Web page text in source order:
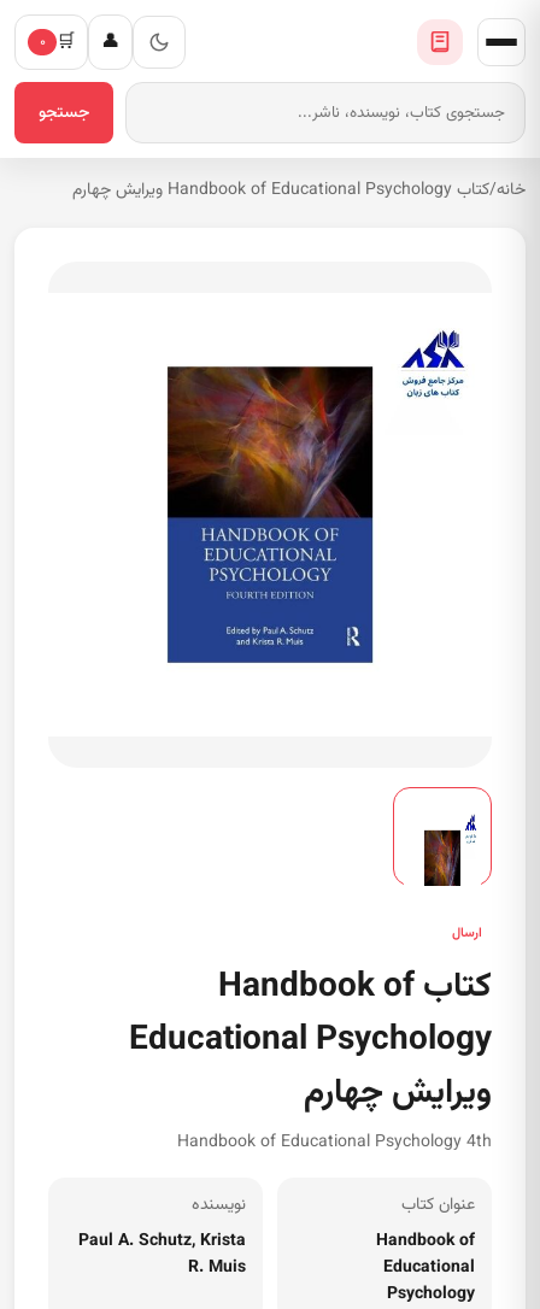
جستجو
👤
🛒 ۰
خانه/کتاب Handbook of Educational Psychology ویرایش چهارم
ارسال
کتاب Handbook of
Educational Psychology
ویرایش چهارم
Handbook of Educational Psychology 4th
عنوان کتاب
Handbook of
Educational
Psychology
نویسنده
Paul A. Schutz, Krista
R. Muis